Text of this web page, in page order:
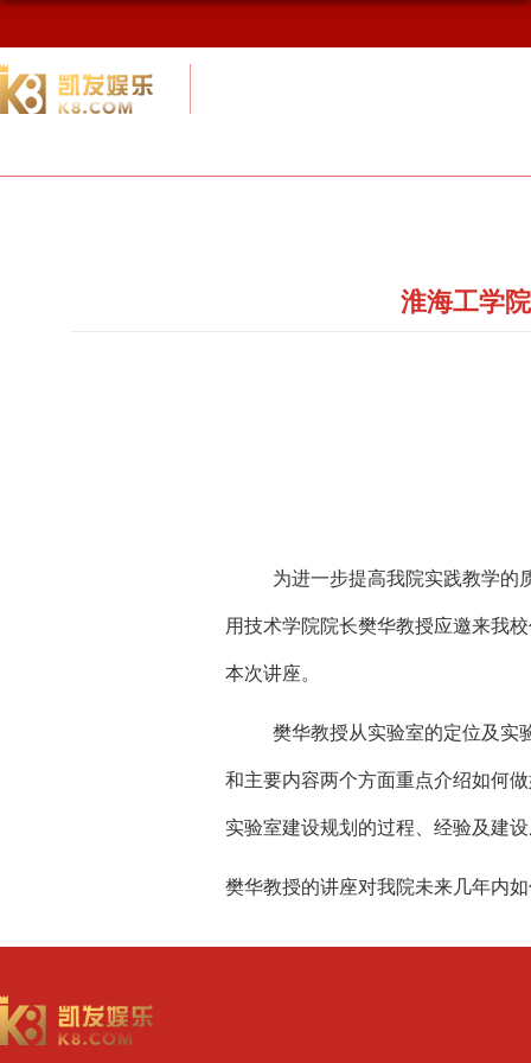
淮海工学
为进一步提高我院实践教学的
用技术学院院长樊华教授应邀来我
本次讲座。
樊华教授从实验室的定位及实
和主要内容两个方面重点介绍如何
实验室建设规划的过程、经验及建
樊华教授的讲座对我院未来几年内